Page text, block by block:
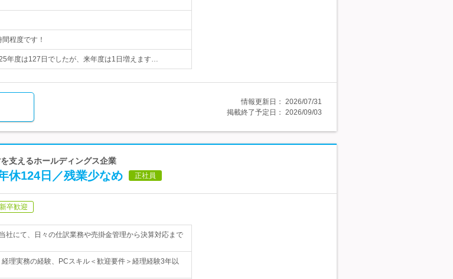
程度です！
度は127日でしたが、来年度は1日増えます…
情報更新日： 2026/07/31
掲載終了予定日： 2026/09/03
支えるホールディングス企業
休124日／残業少なめ 正社員
卒歓迎
社にて、日々の仕訳業務や売掛金管理から決算対応まで
理実務の経験、PCスキル＜歓迎要件＞経理経験3年以